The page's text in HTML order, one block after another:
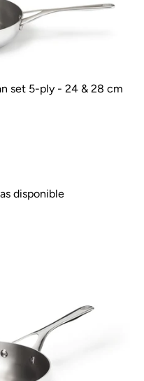
set 5-ply - 24 & 28 cm
disponible